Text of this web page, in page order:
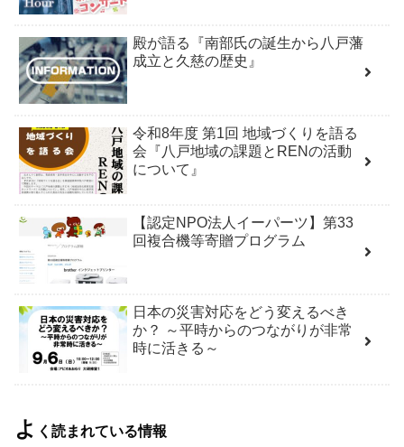
殿が語る『南部氏の誕生から八戸藩
成立と久慈の歴史』
令和8年度 第1回 地域づくりを語る
会『八戸地域の課題とRENの活動
について』
【認定NPO法人イーパーツ】第33
回複合機等寄贈プログラム
日本の災害対応をどう変えるべき
か？ ～平時からのつながりが非常
時に活きる～
よ く読まれている情報